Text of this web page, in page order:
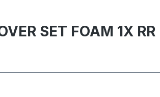
SET FOAM 1X